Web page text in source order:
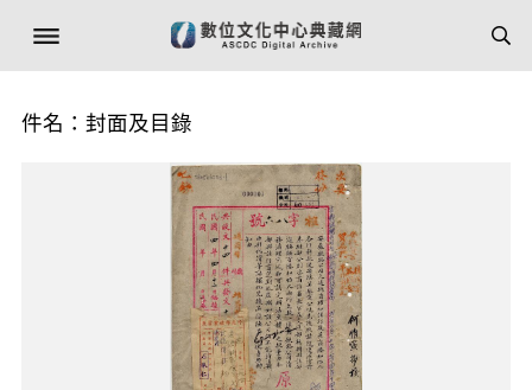
件名：封面及目錄